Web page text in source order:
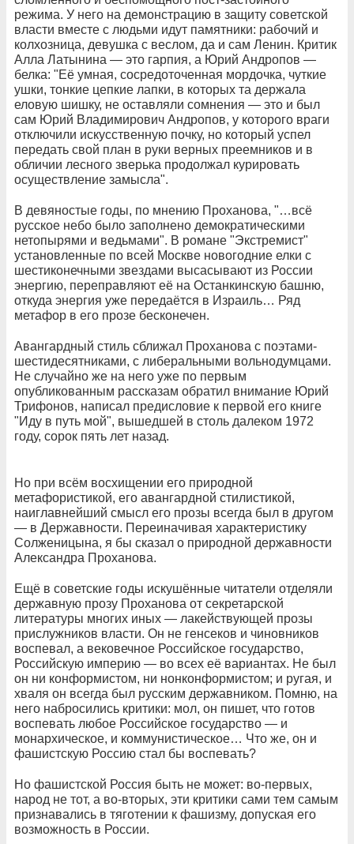
режима. У него на демонстрацию в защиту советской
власти вместе с людьми идут памятники: рабочий и
колхозница, девушка с веслом, да и сам Ленин. Критик
Алла Латынина — это гарпия, а Юрий Андропов —
белка: "Её умная, сосредоточенная мордочка, чуткие
ушки, тонкие цепкие лапки, в которых та держала
еловую шишку, не оставляли сомнения — это и был
сам Юрий Владимирович Андропов, у которого враги
отключили искусственную почку, но который успел
передать свой план в руки верных преемников и в
обличии лесного зверька продолжал курировать
осуществление замысла".
В девяностые годы, по мнению Проханова, "…всё
русское небо было заполнено демократическими
нетопырями и ведьмами". В романе "Экстремист"
установленные по всей Москве новогодние елки с
шестиконечными звездами высасывают из России
энергию, переправляют её на Останкинскую башню,
откуда энергия уже передаётся в Израиль… Ряд
метафор в его прозе бесконечен.
Авангардный стиль сближал Проханова с поэтами-
шестидесятниками, с либеральными вольнодумцами.
Не случайно же на него уже по первым
опубликованным рассказам обратил внимание Юрий
Трифонов, написал предисловие к первой его книге
"Иду в путь мой", вышедшей в столь далеком 1972
году, сорок пять лет назад.
Но при всём восхищении его природной
метафористикой, его авангардной стилистикой,
наиглавнейший смысл его прозы всегда был в другом
— в Державности. Переиначивая характеристику
Солженицына, я бы сказал о природной державности
Александра Проханова.
Ещё в советские годы искушённые читатели отделяли
державную прозу Проханова от секретарской
литературы многих иных — лакействующей прозы
прислужников власти. Он не генсеков и чиновников
воспевал, а вековечное Российское государство,
Российскую империю — во всех её вариантах. Не был
он ни конформистом, ни нонконформистом; и ругая, и
хваля он всегда был русским державником. Помню, на
него набросились критики: мол, он пишет, что готов
воспевать любое Российское государство — и
монархическое, и коммунистическое… Что же, он и
фашистскую Россию стал бы воспевать?
Но фашистской Россия быть не может: во-первых,
народ не тот, а во-вторых, эти критики сами тем самым
признавались в тяготении к фашизму, допуская его
возможность в России.